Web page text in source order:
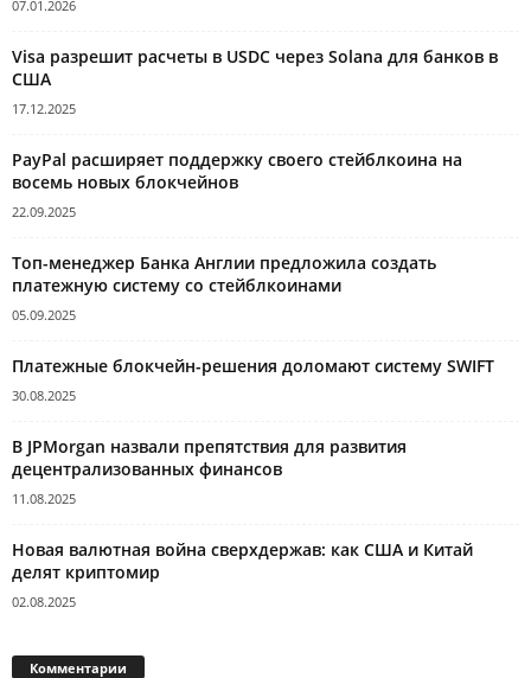
07.01.2026
Visa разрешит расчеты в USDC через Solana для банков в
США
17.12.2025
PayPal расширяет поддержку своего стейблкоина на
восемь новых блокчейнов
22.09.2025
Топ-менеджер Банка Англии предложила создать
платежную систему со стейблкоинами
05.09.2025
Платежные блокчейн-решения доломают систему SWIFT
30.08.2025
В JPMorgan назвали препятствия для развития
децентрализованных финансов
11.08.2025
Новая валютная война сверхдержав: как США и Китай
делят криптомир
02.08.2025
Комментарии